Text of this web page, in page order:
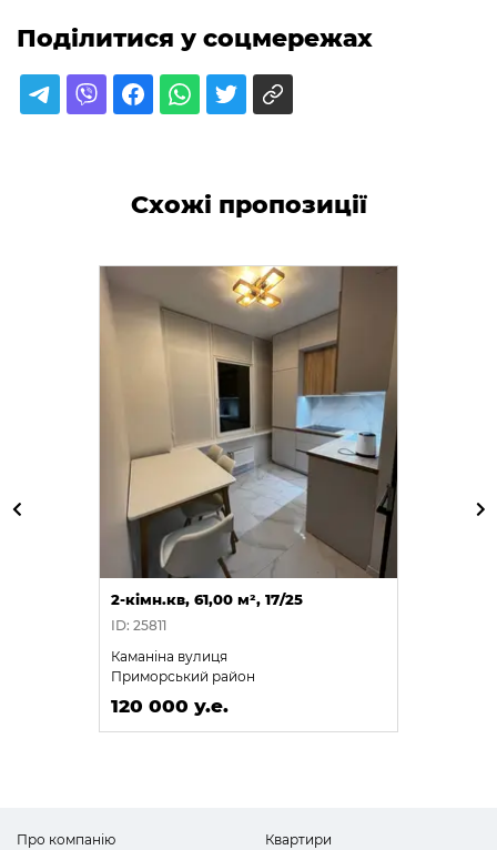
Поділитися у соцмережах
Схожі пропозиції
2-кімн.кв, 61,00 м², 17/25
ID: 25811
Каманіна вулиця
Приморський район
120 000 у.е.
Про компанію
Квартири